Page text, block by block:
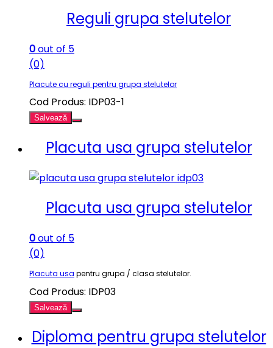
Reguli grupa stelutelor
0out of 5
(0)
Placute cu reguli pentru grupa stelutelor
Cod Produs: IDP03-1
Salvează
Placuta usa grupa stelutelor
Placuta usa grupa stelutelor
0out of 5
(0)
Placuta usa pentru grupa / clasa stelutelor.
Cod Produs: IDP03
Salvează
Diploma pentru grupa stelutelor